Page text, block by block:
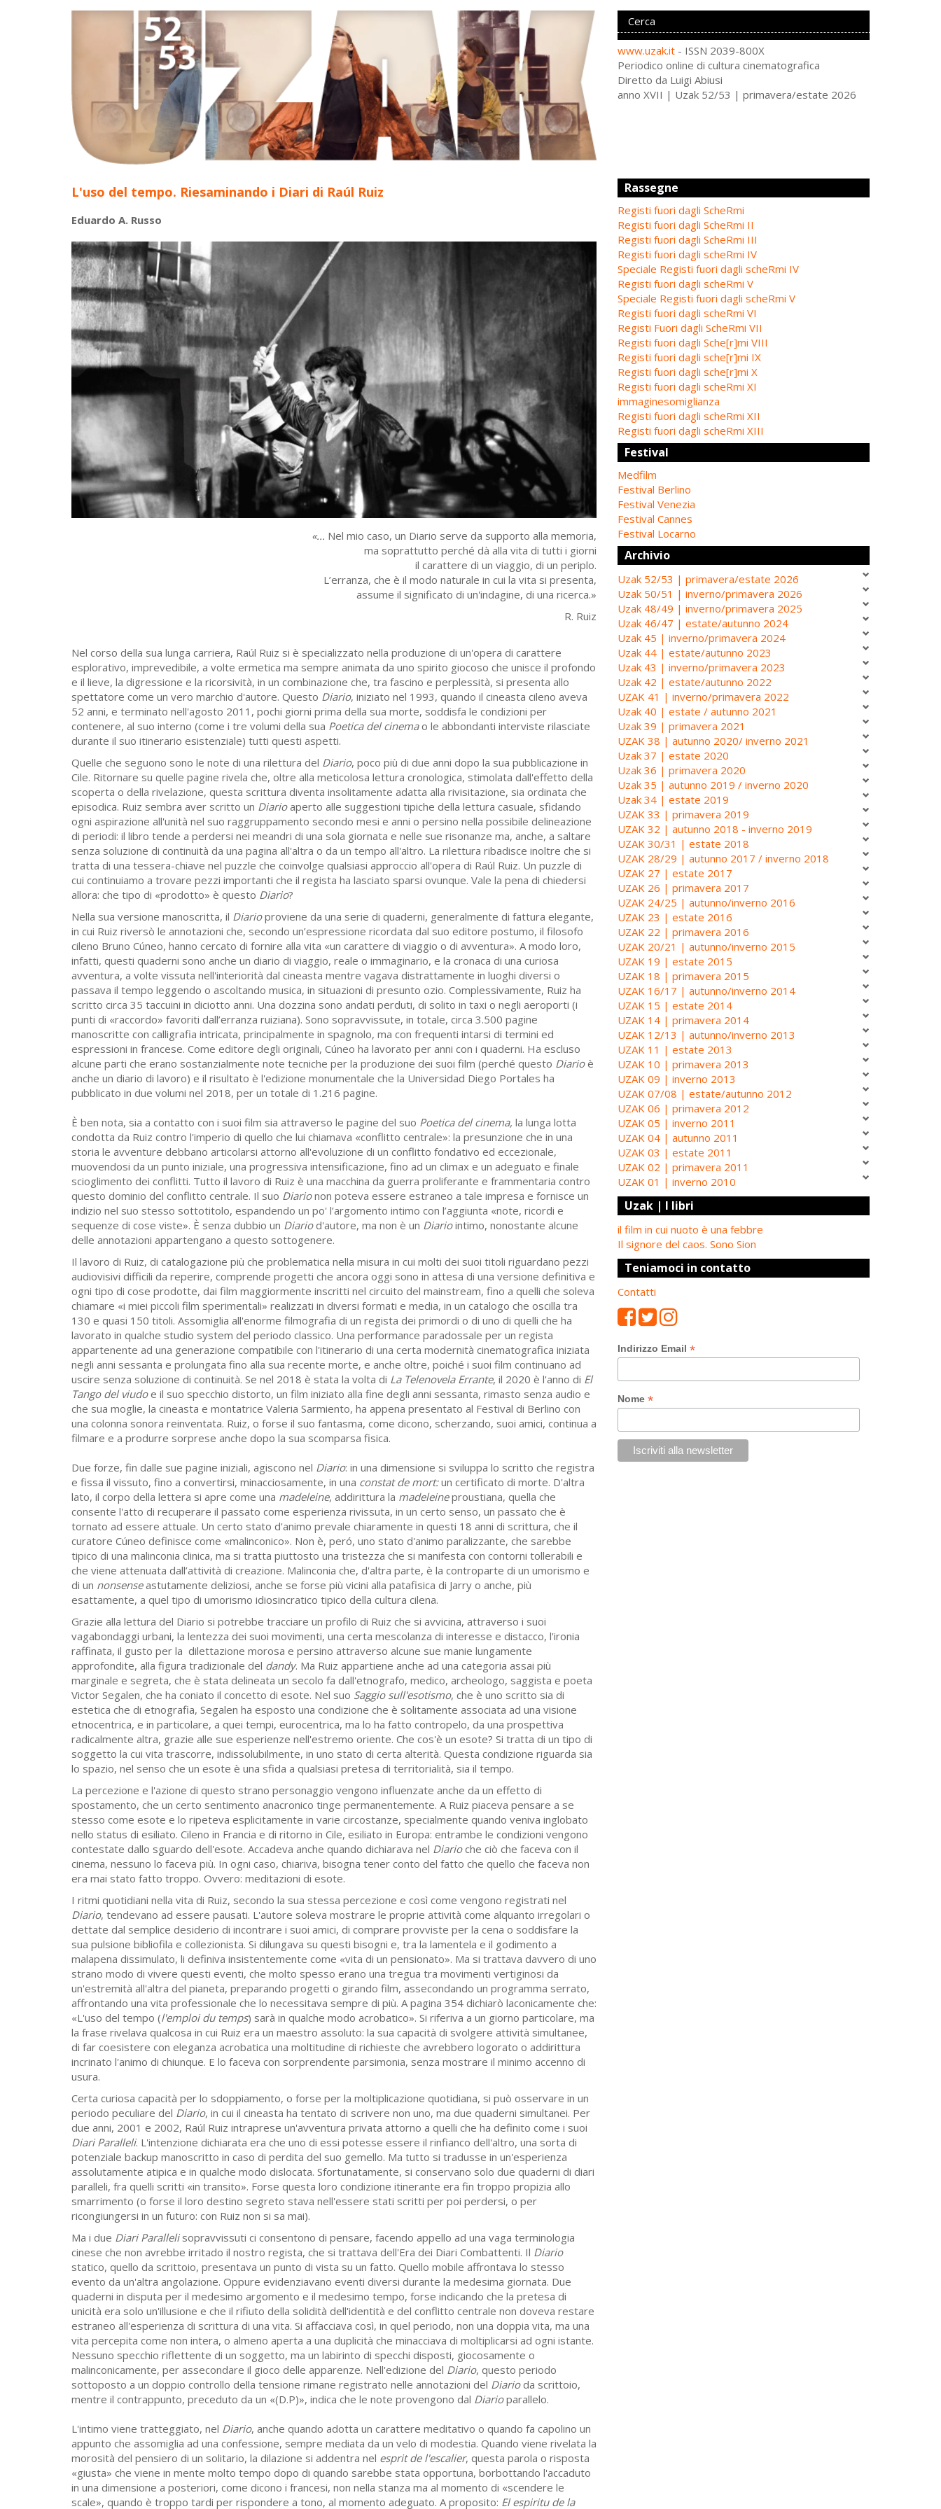
www.uzak.it - ISSN 2039-800X
Periodico online di cultura cinematografica
Diretto da Luigi Abiusi
anno XVII | Uzak 52/53 | primavera/estate 2026
L'uso del tempo. Riesaminando i Diari di Raúl Ruiz
Eduardo A. Russo
«... Nel mio caso, un Diario serve da supporto alla memoria,
ma soprattutto perché dà alla vita di tutti i giorni
il carattere di un viaggio, di un periplo.
L’erranza, che è il modo naturale in cui la vita si presenta,
assume il significato di un'indagine, di una ricerca.»
R. Ruiz
Nel corso della sua lunga carriera, Raúl Ruiz si è specializzato nella produzione di un'opera di carattere
esplorativo, imprevedibile, a volte ermetica ma sempre animata da uno spirito giocoso che unisce il profondo
e il lieve, la digressione e la ricorsività, in un combinazione che, tra fascino e perplessità, si presenta allo
spettatore come un vero marchio d'autore. Questo Diario, iniziato nel 1993, quando il cineasta cileno aveva
52 anni, e terminato nell'agosto 2011, pochi giorni prima della sua morte, soddisfa le condizioni per
contenere, al suo interno (come i tre volumi della sua Poetica del cinemao le abbondanti interviste rilasciate
durante il suo itinerario esistenziale) tutti questi aspetti.
Quelle che seguono sono le note di una rilettura del Diario, poco più di due anni dopo la sua pubblicazione in
Cile. Ritornare su quelle pagine rivela che, oltre alla meticolosa lettura cronologica, stimolata dall'effetto della
scoperta o della rivelazione, questa scrittura diventa insolitamente adatta alla rivisitazione, sia ordinata che
episodica. Ruiz sembra aver scritto un Diarioaperto alle suggestioni tipiche della lettura casuale, sfidando
ogni aspirazione all'unità nel suo raggruppamento secondo mesi e anni o persino nella possibile delineazione
di periodi: il libro tende a perdersi nei meandri di una sola giornata e nelle sue risonanze ma, anche, a saltare
senza soluzione di continuità da una pagina all'altra o da un tempo all'altro. La rilettura ribadisce inoltre che si
tratta di una tessera-chiave nel puzzle che coinvolge qualsiasi approccio all'opera di Raúl Ruiz. Un puzzle di
cui continuiamo a trovare pezzi importanti che il regista ha lasciato sparsi ovunque. Vale la pena di chiedersi
allora: che tipo di «prodotto» è questo Diario?
Nella sua versione manoscritta, il Diarioproviene da una serie di quaderni, generalmente di fattura elegante,
in cui Ruiz riversò le annotazioni che, secondo un’espressione ricordata dal suo editore postumo, il filosofo
cileno Bruno Cúneo, hanno cercato di fornire alla vita «un carattere di viaggio o di avventura». A modo loro,
infatti, questi quaderni sono anche un diario di viaggio, reale o immaginario, e la cronaca di una curiosa
avventura, a volte vissuta nell'interiorità dal cineasta mentre vagava distrattamente in luoghi diversi o
passava il tempo leggendo o ascoltando musica, in situazioni di presunto ozio. Complessivamente, Ruiz ha
scritto circa 35 taccuini in diciotto anni. Una dozzina sono andati perduti, di solito in taxi o negli aeroporti (i
punti di «raccordo» favoriti dall’erranza ruiziana). Sono sopravvissute, in totale, circa 3.500 pagine
manoscritte con calligrafia intricata, principalmente in spagnolo, ma con frequenti intarsi di termini ed
espressioni in francese. Come editore degli originali, Cúneo ha lavorato per anni con i quaderni. Ha escluso
alcune parti che erano sostanzialmente note tecniche per la produzione dei suoi film (perché questo Diarioè
anche un diario di lavoro) e il risultato è l'edizione monumentale che la Universidad Diego Portales ha
pubblicato in due volumi nel 2018, per un totale di 1.216 pagine.
È ben nota, sia a contatto con i suoi film sia attraverso le pagine del suo Poetica del cinema, la lunga lotta
condotta da Ruiz contro l'imperio di quello che lui chiamava «conflitto centrale»: la presunzione che in una
storia le avventure debbano articolarsi attorno all'evoluzione di un conflitto fondativo ed eccezionale,
muovendosi da un punto iniziale, una progressiva intensificazione, fino ad un climax e un adeguato e finale
scioglimento dei conflitti. Tutto il lavoro di Ruiz è una macchina da guerra proliferante e frammentaria contro
questo dominio del conflitto centrale. Il suo Diarionon poteva essere estraneo a tale impresa e fornisce un
indizio nel suo stesso sottotitolo, espandendo un po' l’argomento intimo con l’aggiunta «note, ricordi e
sequenze di cose viste». È senza dubbio un Diariod'autore, ma non è un Diariointimo, nonostante alcune
delle annotazioni appartengano a questo sottogenere.
Il lavoro di Ruiz, di catalogazione più che problematica nella misura in cui molti dei suoi titoli riguardano pezzi
audiovisivi difficili da reperire, comprende progetti che ancora oggi sono in attesa di una versione definitiva e
ogni tipo di cose prodotte, dai film maggiormente inscritti nel circuito del mainstream, fino a quelli che soleva
chiamare «i miei piccoli film sperimentali» realizzati in diversi formati e media, in un catalogo che oscilla tra
130 e quasi 150 titoli. Assomiglia all'enorme filmografia di un regista dei primordi o di uno di quelli che ha
lavorato in qualche studio system del periodo classico. Una performance paradossale per un regista
appartenente ad una generazione compatibile con l'itinerario di una certa modernità cinematografica iniziata
negli anni sessanta e prolungata fino alla sua recente morte, e anche oltre, poiché i suoi film continuano ad
uscire senza soluzione di continuità. Se nel 2018 è stata la volta di La Telenovela Errante, il 2020 è l'anno di El
Tango del viudoe il suo specchio distorto, un film iniziato alla fine degli anni sessanta, rimasto senza audio e
che sua moglie, la cineasta e montatrice Valeria Sarmiento, ha appena presentato al Festival di Berlino con
una colonna sonora reinventata. Ruiz, o forse il suo fantasma, come dicono, scherzando, suoi amici, continua a
filmare e a produrre sorprese anche dopo la sua scomparsa fisica.
Due forze, fin dalle sue pagine iniziali, agiscono nel Diario: in una dimensione si sviluppa lo scritto che registra
e fissa il vissuto, fino a convertirsi, minacciosamente, in una constat de mort:un certificato di morte. D'altra
lato, il corpo della lettera si apre come una madeleine, addirittura la madeleineproustiana, quella che
consente l'atto di recuperare il passato come esperienza rivissuta, in un certo senso, un passato che è
tornato ad essere attuale. Un certo stato d'animo prevale chiaramente in questi 18 anni di scrittura, che il
curatore Cúneo definisce come «malinconico». Non è, peró, uno stato d'animo paralizzante, che sarebbe
tipico di una malinconia clinica, ma si tratta piuttosto una tristezza che si manifesta con contorni tollerabili e
che viene attenuata dall’attività di creazione. Malinconia che, d'altra parte, è la controparte di un umorismo e
di un nonsenseastutamente deliziosi, anche se forse più vicini alla patafisica di Jarry o anche, più
esattamente, a quel tipo di umorismo idiosincratico tipico della cultura cilena.
Grazie alla lettura del Diario si potrebbe tracciare un profilo di Ruiz che si avvicina, attraverso i suoi
vagabondaggi urbani, la lentezza dei suoi movimenti, una certa mescolanza di interesse e distacco, l'ironia
raffinata, il gusto per la dilettazione morosa e persino attraverso alcune sue manie lungamente
approfondite, alla figura tradizionale del dandy. Ma Ruiz appartiene anche ad una categoria assai più
marginale e segreta, che è stata delineata un secolo fa dall'etnografo, medico, archeologo, saggista e poeta
Victor Segalen, che ha coniato il concetto di esote. Nel suo Saggio sull'esotismo, che è uno scritto sia di
estetica che di etnografia, Segalen ha esposto una condizione che è solitamente associata ad una visione
etnocentrica, e in particolare, a quei tempi, eurocentrica, ma lo ha fatto contropelo, da una prospettiva
radicalmente altra, grazie alle sue esperienze nell'estremo oriente. Che cos'è un esote? Si tratta di un tipo di
soggetto la cui vita trascorre, indissolubilmente, in uno stato di certa alterità. Questa condizione riguarda sia
lo spazio, nel senso che un esote è una sfida a qualsiasi pretesa di territorialità, sia il tempo.
La percezione e l'azione di questo strano personaggio vengono influenzate anche da un effetto di
spostamento, che un certo sentimento anacronico tinge permanentemente. A Ruiz piaceva pensare a se
stesso come esote e lo ripeteva esplicitamente in varie circostanze, specialmente quando veniva inglobato
nello status di esiliato. Cileno in Francia e di ritorno in Cile, esiliato in Europa: entrambe le condizioni vengono
contestate dallo sguardo dell'esote. Accadeva anche quando dichiarava nel Diarioche ciò che faceva con il
cinema, nessuno lo faceva più. In ogni caso, chiariva, bisogna tener conto del fatto che quello che faceva non
era mai stato fatto troppo. Ovvero: meditazioni di esote.
I ritmi quotidiani nella vita di Ruiz, secondo la sua stessa percezione e così come vengono registrati nel
Diario, tendevano ad essere pausati. L'autore soleva mostrare le proprie attività come alquanto irregolari o
dettate dal semplice desiderio di incontrare i suoi amici, di comprare provviste per la cena o soddisfare la
sua pulsione bibliofila e collezionista. Si dilungava su questi bisogni e, tra la lamentela e il godimento a
malapena dissimulato, li definiva insistentemente come «vita di un pensionato». Ma si trattava davvero di uno
strano modo di vivere questi eventi, che molto spesso erano una tregua tra movimenti vertiginosi da
un'estremità all'altra del pianeta, preparando progetti o girando film, assecondando un programma serrato,
affrontando una vita professionale che lo necessitava sempre di più. A pagina 354 dichiarò laconicamente che:
«L'uso del tempo (l'emploi du temps) sarà in qualche modo acrobatico». Si riferiva a un giorno particolare, ma
la frase rivelava qualcosa in cui Ruiz era un maestro assoluto: la sua capacità di svolgere attività simultanee,
di far coesistere con eleganza acrobatica una moltitudine di richieste che avrebbero logorato o addirittura
incrinato l'animo di chiunque. E lo faceva con sorprendente parsimonia, senza mostrare il minimo accenno di
usura.
Certa curiosa capacità per lo sdoppiamento, o forse per la moltiplicazione quotidiana, si può osservare in un
periodo peculiare del Diario, in cui il cineasta ha tentato di scrivere non uno, ma due quaderni simultanei. Per
due anni, 2001 e 2002, Raúl Ruiz intraprese un'avventura privata attorno a quelli che ha definito come i suoi
Diari Paralleli. L'intenzione dichiarata era che uno di essi potesse essere il rinfianco dell'altro, una sorta di
potenziale backup manoscritto in caso di perdita del suo gemello. Ma tutto si tradusse in un'esperienza
assolutamente atipica e in qualche modo dislocata. Sfortunatamente, si conservano solo due quaderni di diari
paralleli, fra quelli scritti «in transito». Forse questa loro condizione itinerante era fin troppo propizia allo
smarrimento (o forse il loro destino segreto stava nell'essere stati scritti per poi perdersi, o per
ricongiungersi in un futuro: con Ruiz non si sa mai).
Ma i due Diari Parallelisopravvissuti ci consentono di pensare, facendo appello ad una vaga terminologia
cinese che non avrebbe irritado il nostro regista, che si trattava dell'Era dei Diari Combattenti. Il Diario
statico, quello da scrittoio, presentava un punto di vista su un fatto. Quello mobile affrontava lo stesso
evento da un'altra angolazione. Oppure evidenziavano eventi diversi durante la medesima giornata. Due
quaderni in disputa per il medesimo argomento e il medesimo tempo, forse indicando che la pretesa di
unicità era solo un'illusione e che il rifiuto della solidità dell'identità e del conflitto centrale non doveva restare
estraneo all'esperienza di scrittura di una vita. Si affacciava così, in quel periodo, non una doppia vita, ma una
vita percepita come non intera, o almeno aperta a una duplicità che minacciava di moltiplicarsi ad ogni istante.
Nessuno specchio riflettente di un soggetto, ma un labirinto di specchi disposti, giocosamente o
malinconicamente, per assecondare il gioco delle apparenze. Nell'edizione del Diario, questo periodo
sottoposto a un doppio controllo della tensione rimane registrato nelle annotazioni del Diarioda scrittoio,
mentre il contrappunto, preceduto da un «(D.P)», indica che le note provengono dal Diarioparallelo.
L'intimo viene tratteggiato, nel Diario, anche quando adotta un carattere meditativo o quando fa capolino un
appunto che assomiglia ad una confessione, sempre mediata da un velo di modestia. Quando viene rivelata la
morosità del pensiero di un solitario, la dilazione si addentra nel esprit de l'escalier, questa parola o risposta
«giusta» che viene in mente molto tempo dopo di quando sarebbe stata opportuna, borbottando l'accaduto
in una dimensione a posteriori, come dicono i francesi, non nella stanza ma al momento di «scendere le
scale», quando è troppo tardi per rispondere a tono, al momento adeguato. A proposito: El espiritu de la
Rassegne
Registi fuori dagli ScheRmi
Registi fuori dagli ScheRmi II
Registi fuori dagli ScheRmi III
Registi fuori dagli scheRmi IV
Speciale Registi fuori dagli scheRmi IV
Registi fuori dagli scheRmi V
Speciale Registi fuori dagli scheRmi V
Registi fuori dagli scheRmi VI
Registi Fuori dagli ScheRmi VII
Registi fuori dagli Sche[r]mi VIII
Registi fuori dagli sche[r]mi IX
Registi fuori dagli sche[r]mi X
Registi fuori dagli scheRmi XI
immaginesomiglianza
Registi fuori dagli scheRmi XII
Registi fuori dagli scheRmi XIII
Festival
Medfilm
Festival Berlino
Festival Venezia
Festival Cannes
Festival Locarno
Archivio
Uzak 52/53 | primavera/estate 2026
Uzak 50/51 | inverno/primavera 2026
Uzak 48/49 | inverno/primavera 2025
Uzak 46/47 | estate/autunno 2024
Uzak 45 | inverno/primavera 2024
Uzak 44 | estate/autunno 2023
Uzak 43 | inverno/primavera 2023
Uzak 42 | estate/autunno 2022
UZAK 41 | inverno/primavera 2022
Uzak 40 | estate / autunno 2021
Uzak 39 | primavera 2021
UZAK 38 | autunno 2020/ inverno 2021
Uzak 37 | estate 2020
Uzak 36 | primavera 2020
Uzak 35 | autunno 2019 / inverno 2020
Uzak 34 | estate 2019
UZAK 33 | primavera 2019
UZAK 32 | autunno 2018 - inverno 2019
UZAK 30/31 | estate 2018
UZAK 28/29 | autunno 2017 / inverno 2018
UZAK 27 | estate 2017
UZAK 26 | primavera 2017
UZAK 24/25 | autunno/inverno 2016
UZAK 23 | estate 2016
UZAK 22 | primavera 2016
UZAK 20/21 | autunno/inverno 2015
UZAK 19 | estate 2015
UZAK 18 | primavera 2015
UZAK 16/17 | autunno/inverno 2014
UZAK 15 | estate 2014
UZAK 14 | primavera 2014
UZAK 12/13 | autunno/inverno 2013
UZAK 11 | estate 2013
UZAK 10 | primavera 2013
UZAK 09 | inverno 2013
UZAK 07/08 | estate/autunno 2012
UZAK 06 | primavera 2012
UZAK 05 | inverno 2011
UZAK 04 | autunno 2011
UZAK 03 | estate 2011
UZAK 02 | primavera 2011
UZAK 01 | inverno 2010
Uzak | I libri
il film in cui nuoto è una febbre
Il signore del caos. Sono Sion
Teniamoci in contatto
Contatti
Indirizzo Email *
Nome *